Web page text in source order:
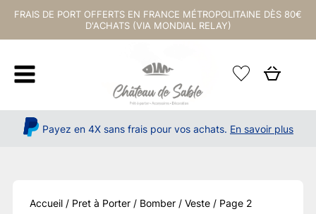
FRAIS DE PORT OFFERTS EN FRANCE MÉTROPOLITAINE DÈS 80€
D'ACHATS (VIA MONDIAL RELAY)
Payez en 4X sans frais pour vos achats. En savoir plus
Accueil / Pret à Porter / Bomber / Veste / Page 2